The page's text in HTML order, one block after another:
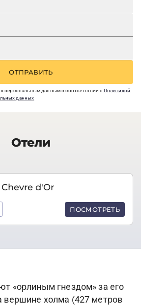
ОТПРАВИТЬ
к персональным данным в соответствии с Политикой
данных
Отели
d'Or
ПОСМОТРЕТЬ
«орлиным гнездом» за его
вершине холма (427 метров